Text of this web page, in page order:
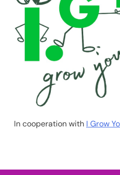
In cooperation with I Grow